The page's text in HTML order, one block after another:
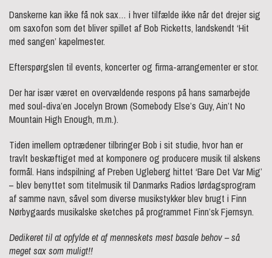
Danskerne kan ikke få nok sax… i hver tilfælde ikke når det drejer sig
om saxofon som det bliver spillet af Bob Ricketts, landskendt ‘Hit
med sangen’ kapelmester.
Efterspørgslen til events, koncerter og firma-arrangementer er stor.
Der har især været en overvældende respons på hans samarbejde
med soul-diva’en Jocelyn Brown (Somebody Else’s Guy, Ain’t No
Mountain High Enough, m.m.).
Tiden imellem optrædener tilbringer Bob i sit studie, hvor han er
travlt beskæftiget med at komponere og producere musik til alskens
formål. Hans indspilning af Preben Ugleberg hittet ‘Bare Det Var Mig’
– blev benyttet som titelmusik til Danmarks Radios lørdagsprogram
af samme navn, såvel som diverse musikstykker blev brugt i Finn
Nørbygaards musikalske sketches på programmet Finn’sk Fjernsyn.
Dedikeret til at opfylde et af menneskets mest basale behov – så
meget sax som muligt!!